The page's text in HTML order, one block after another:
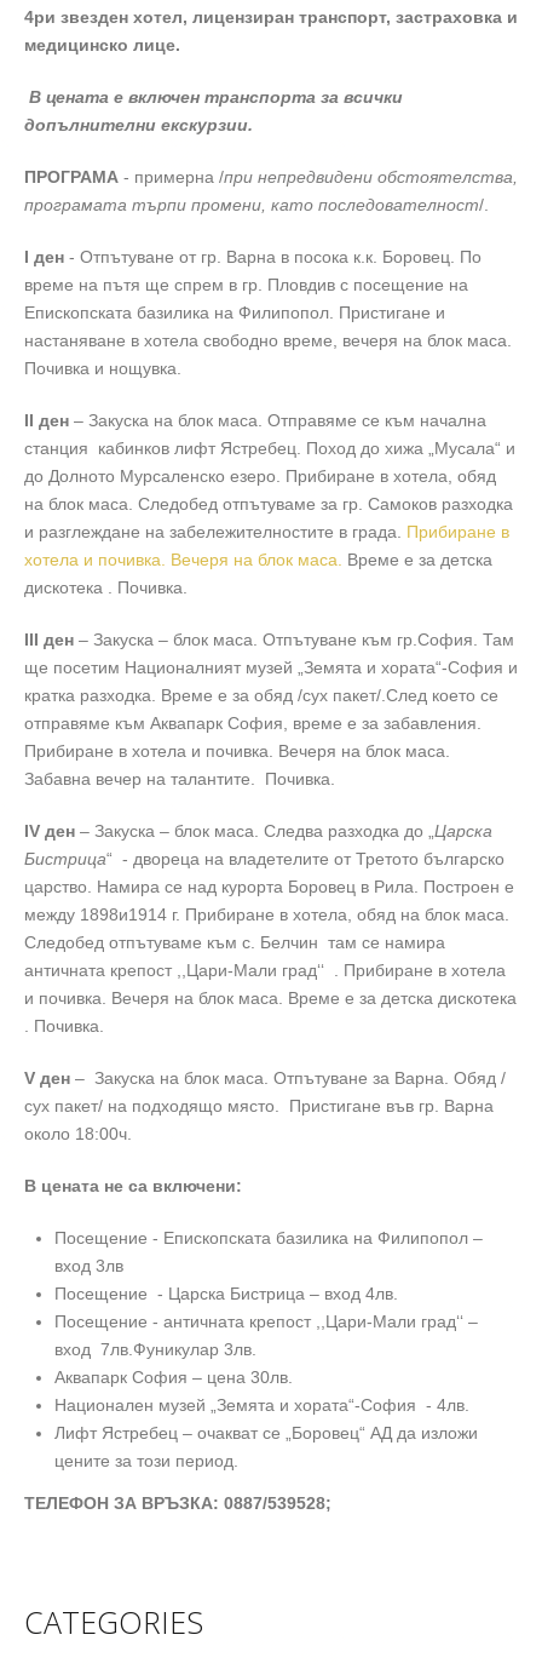
4ри звезден хотел, лицензиран транспорт, застраховка и
медицинско лице.
В цената е включен транспорта за всички
допълнителни екскурзии.
ПРОГРАМА - примерна /при непредвидени обстоятелства,
програмата търпи промени, като последователност/.
I ден - Отпътуване от гр. Варна в посока к.к. Боровец. По
време на пътя ще спрем в гр. Пловдив с посещение на
Епископската базилика на Филипопол. Пристигане и
настаняване в хотела свободно време, вечеря на блок маса.
Почивка и нощувка.
II ден – Закуска на блок маса. Отправяме се към начална
станция кабинков лифт Ястребец. Поход до хижа „Мусала“ и
до Долното Мурсаленско езеро. Прибиране в хотела, обяд
на блок маса. Следобед отпътуваме за гр. Самоков разходка
и разглеждане на забележителностите в града.
Прибиране в
хотела и почивка. Вечеря на блок маса.
Време е за детска
дискотека . Почивка.
III ден – Закуска – блок маса. Отпътуване към гр.София. Там
ще посетим Националният музей „Земята и хората“-София и
кратка разходка. Време е за обяд /сух пакет/.След което се
отправяме към Аквапарк София, време е за забавления.
Прибиране в хотела и почивка. Вечеря на блок маса.
Забавна вечер на талантите. Почивка.
IV ден – Закуска – блок маса. Следва разходка до „ Царска
Бистрица“ - двореца на владетелите от Третото българско
царство. Намира се над курорта Боровец в Рила. Построен е
между 1898и1914 г. Прибиране в хотела, обяд на блок маса.
Следобед отпътуваме към с. Белчин там се намира
античната крепост ,,Цари-Мали град‘‘ . Прибиране в хотела
и почивка. Вечеря на блок маса. Време е за детска дискотека
. Почивка.
V ден – Закуска на блок маса. Отпътуване за Варна. Обяд /
сух пакет/ на подходящо място. Пристигане във гр. Варна
около 18:00ч.
В цената не са включени:
Посещение - Епископската базилика на Филипопол –
вход 3лв
Посещение - Царска Бистрица – вход 4лв.
Посещение - античната крепост ,,Цари-Мали град‘‘ –
вход 7лв.Фуникулар 3лв.
Аквапарк София – цена 30лв.
Национален музей „Земята и хората“-София - 4лв.
Лифт Ястребец – очакват се „Боровец“ АД да изложи
цените за този период.
ТЕЛЕФОН ЗА ВРЪЗКА: 0887/539528;
CATEGORIES